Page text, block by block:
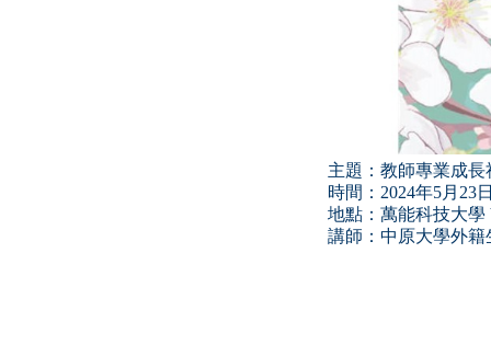
主題：教師專業成
時間：2024年5月23
地點：萬能科技大學
講師：中原大學外